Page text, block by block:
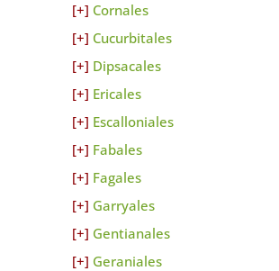
Cornales
Cucurbitales
Dipsacales
Ericales
Escalloniales
Fabales
Fagales
Garryales
Gentianales
Geraniales